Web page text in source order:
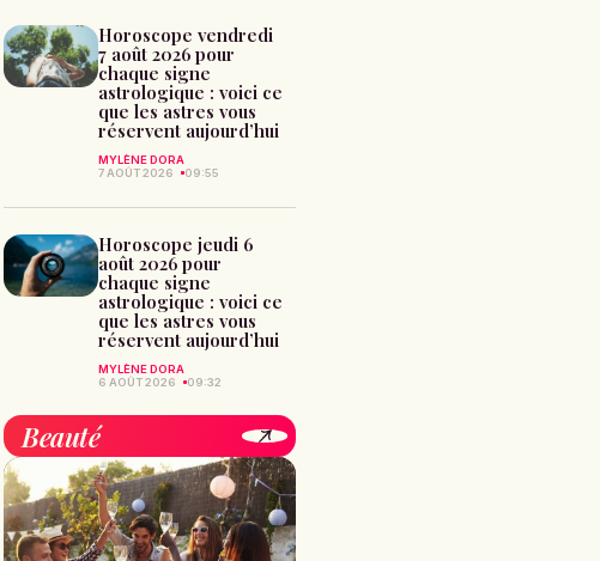
Horoscope vendredi
7 août 2026 pour
chaque signe
astrologique : voici ce
que les astres vous
réservent aujourd’hui
MYLÈNE DORA
7 AOÛT 2026
09:55
Horoscope jeudi 6
août 2026 pour
chaque signe
astrologique : voici ce
que les astres vous
réservent aujourd’hui
MYLÈNE DORA
6 AOÛT 2026
09:32
Beauté